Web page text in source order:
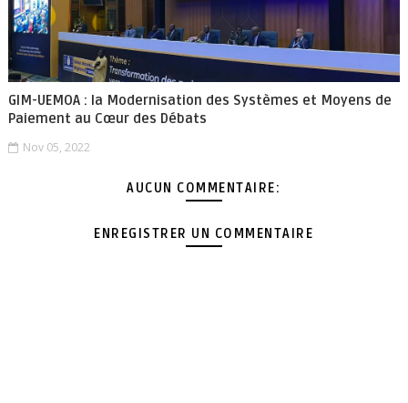
GIM-UEMOA : la Modernisation des Systèmes et Moyens de
Paiement au Cœur des Débats
Nov 05, 2022
AUCUN COMMENTAIRE:
ENREGISTRER UN COMMENTAIRE